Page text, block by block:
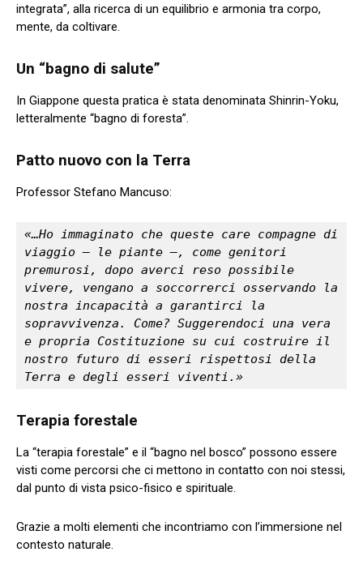
integrata”, alla ricerca di un equilibrio e armonia tra corpo,
mente, da coltivare.
Un “bagno di salute”
In Giappone questa pratica è stata denominata Shinrin-Yoku,
letteralmente “bagno di foresta”.
Patto nuovo con la Terra
Professor Stefano Mancuso:
«…Ho immaginato che queste care compagne di
viaggio – le piante –, come genitori
premurosi, dopo averci reso possibile
vivere, vengano a soccorrerci osservando la
nostra incapacità a garantirci la
sopravvivenza. Come? Suggerendoci una vera
e propria Costituzione su cui costruire il
nostro futuro di esseri rispettosi della
Terra e degli esseri viventi.»
Terapia forestale
La “terapia forestale” e il “bagno nel bosco” possono essere
visti come percorsi che ci mettono in contatto con noi stessi,
dal punto di vista psico-fisico e spirituale.
Grazie a molti elementi che incontriamo con l’immersione nel
contesto naturale.